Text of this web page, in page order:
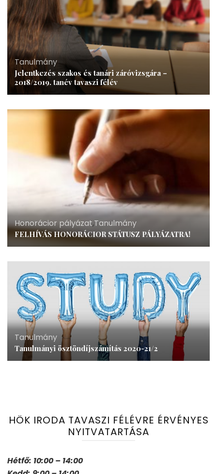
Tanulmány
Jelentkezés szakos és tanári záróvizsgára –
2018/2019. tanév tavaszi félév
Honorácior pályázat,Tanulmány
FELHÍVÁS HONORÁCIOR STÁTUSZ PÁLYÁZATRA!
Tanulmány
Tanulmányi ösztöndíjszámítás 2020-21/2
HÖK IRODA TAVASZI FÉLÉVRE ÉRVÉNYES
NYITVATARTÁSA
Hétfő: 10:00 – 14:00